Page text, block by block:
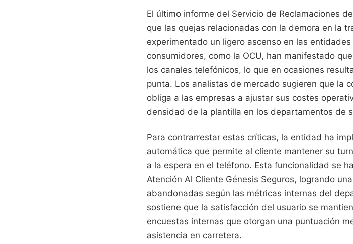
El último informe del Servicio de Reclamaciones
que las quejas relacionadas con la demora en la
experimentado un ligero ascenso en las
consumidores, como la OCU, han manifestado
los canales telefónicos, lo que en ocasiones
punta. Los analistas de mercado sugieren que la
obliga a las empresas a ajustar sus costes
densidad de la plantilla en los departamentos de
Para contrarrestar estas críticas, la entidad ha
automática que permite al cliente mantener su
a la espera en el teléfono. Esta funcionalidad se
Atención Al Cliente Génesis Seguros, logrando
abandonadas según las métricas internas del
sostiene que la satisfacción del usuario se
encuestas internas que otorgan una puntuación
asistencia en carretera.